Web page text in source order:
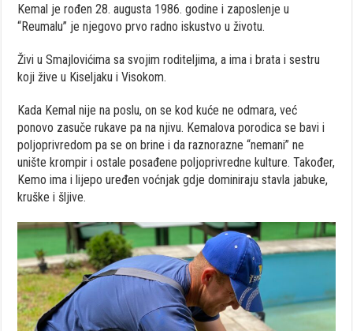
Kemal je rođen 28. augusta 1986. godine i zaposlenje u
“Reumalu” je njegovo prvo radno iskustvo u životu.
Živi u Smajlovićima sa svojim roditeljima, a ima i brata i sestru
koji žive u Kiseljaku i Visokom.
Kada Kemal nije na poslu, on se kod kuće ne odmara, već
ponovo zasuče rukave pa na njivu. Kemalova porodica se bavi i
poljoprivredom pa se on brine i da raznorazne “nemani” ne
unište krompir i ostale posađene poljoprivredne kulture. Također,
Kemo ima i lijepo uređen voćnjak gdje dominiraju stavla jabuke,
kruške i šljive.